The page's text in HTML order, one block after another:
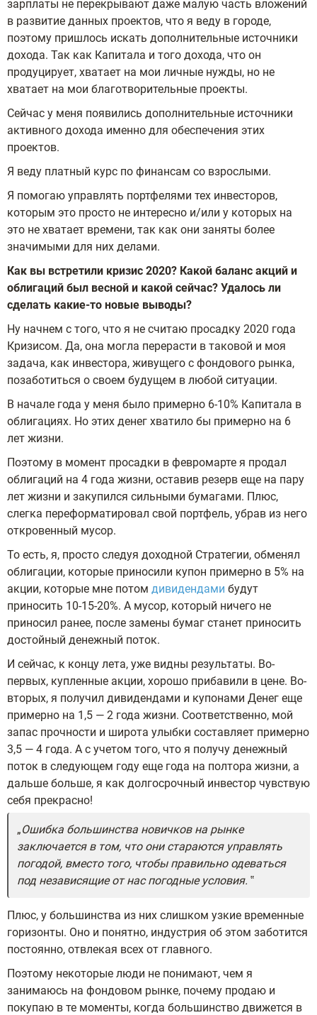
зарплаты не перекрывают даже малую часть вложений
в развитие данных проектов, что я веду в городе,
поэтому пришлось искать дополнительные источники
дохода. Так как Капитала и того дохода, что он
продуцирует, хватает на мои личные нужды, но не
хватает на мои благотворительные проекты.
Сейчас у меня появились дополнительные источники
активного дохода именно для обеспечения этих
проектов.
Я веду платный курс по финансам со взрослыми.
Я помогаю управлять портфелями тех инвесторов,
которым это просто не интересно и/или у которых на
это не хватает времени, так как они заняты более
значимыми для них делами.
Как вы встретили кризис 2020? Какой баланс акций и
облигаций был весной и какой сейчас? Удалось ли
сделать какие-то новые выводы?
Ну начнем с того, что я не считаю просадку 2020 года
Кризисом. Да, она могла перерасти в таковой и моя
задача, как инвестора, живущего с фондового рынка,
позаботиться о своем будущем в любой ситуации.
В начале года у меня было примерно 6-10% Капитала в
облигациях. Но этих денег хватило бы примерно на 6
лет жизни.
Поэтому в момент просадки в февромарте я продал
облигаций на 4 года жизни, оставив резерв еще на пару
лет жизни и закупился сильными бумагами. Плюс,
слегка переформатировал свой портфель, убрав из него
откровенный мусор.
То есть, я, просто следуя доходной Стратегии, обменял
облигации, которые приносили купон примерно в 5% на
акции, которые мне потом дивидендами будут
приносить 10-15-20%. А мусор, который ничего не
приносил ранее, после замены бумаг станет приносить
достойный денежный поток.
И сейчас, к концу лета, уже видны результаты. Во-
первых, купленные акции, хорошо прибавили в цене. Во-
вторых, я получил дивидендами и купонами Денег еще
примерно на 1,5 — 2 года жизни. Соответственно, мой
запас прочности и широта улыбки составляет примерно
3,5 — 4 года. А с учетом того, что я получу денежный
поток в следующем году еще года на полтора жизни, а
дальше больше, я как долгосрочный инвестор чувствую
себя прекрасно!
Ошибка большинства новичков на рынке
заключается в том, что они стараются управлять
погодой, вместо того, чтобы правильно одеваться
под независящие от нас погодные условия.
Плюс, у большинства из них слишком узкие временные
горизонты. Оно и понятно, индустрия об этом заботится
постоянно, отвлекая всех от главного.
Поэтому некоторые люди не понимают, чем я
занимаюсь на фондовом рынке, почему продаю и
покупаю в те моменты, когда большинство движется в